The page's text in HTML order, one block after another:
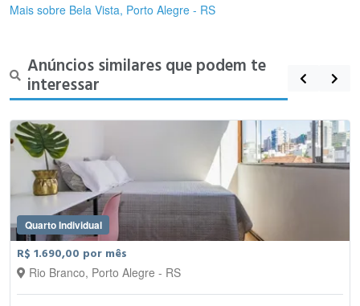
Mais sobre Bela Vista, Porto Alegre - RS
Anúncios similares que podem te
interessar
Quarto Individual
R$ 1.690,00 por mês
Rio Branco, Porto Alegre - RS